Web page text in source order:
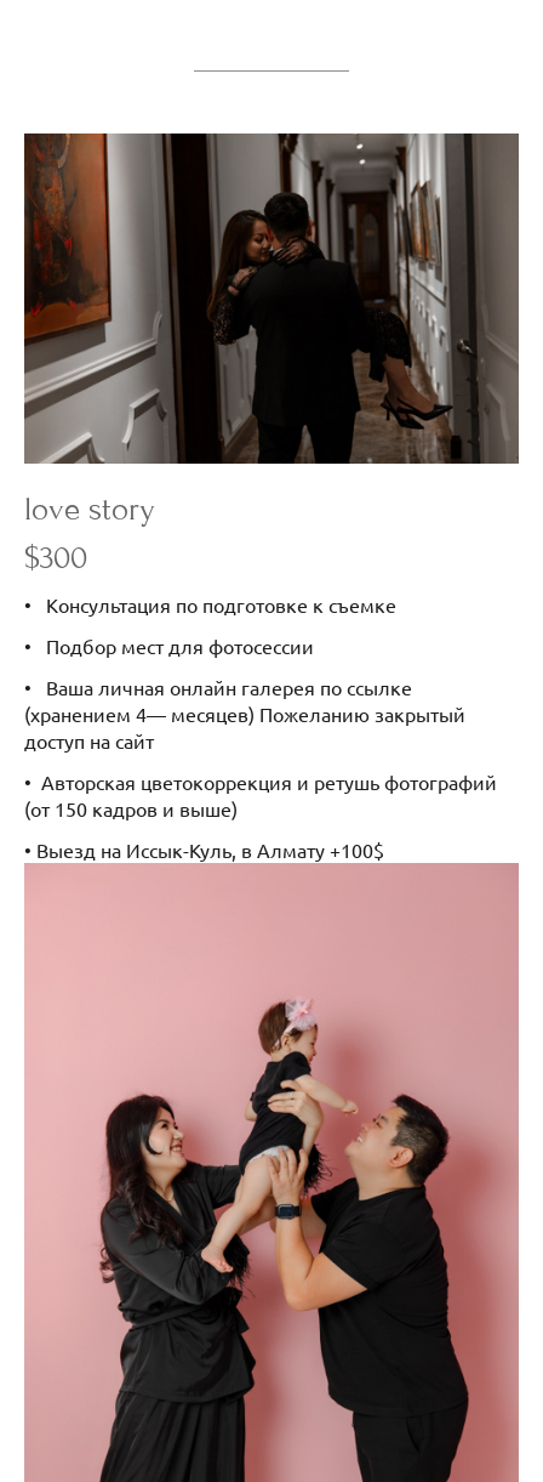
love story
$300
• Консультация по подготовке к съемке
• Подбор мест для фотосессии
• Ваша личная онлайн галерея по ссылке
(хранением 4— месяцев) Пожеланию закрытый
доступ на сайт
• Авторская цветокоррекция и ретушь фотографий
(от 150 кадров и выше)
• Выезд на Иссык-Куль, в Алмату +100$